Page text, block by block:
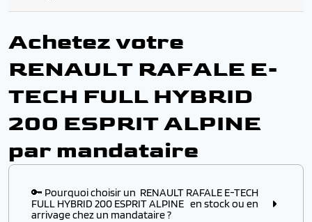
Achetez votre
RENAULT RAFALE E-
TECH FULL HYBRID
200 ESPRIT ALPINE
par mandataire
🔑 Pourquoi choisir un RENAULT RAFALE E-TECH
FULL HYBRID 200 ESPRIT ALPINE en stock ou en
arrivage chez un mandataire ?